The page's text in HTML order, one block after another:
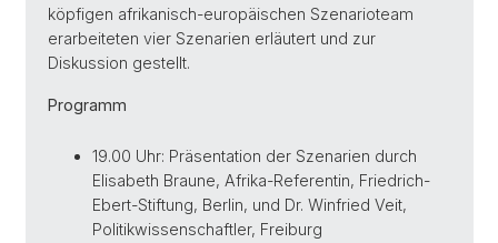
köpfigen afrikanisch-europäischen Szenarioteam
erarbeiteten vier Szenarien erläutert und zur
Diskussion gestellt.
Programm
19.00 Uhr: Präsentation der Szenarien durch
Elisabeth Braune, Afrika-Referentin, Friedrich-
Ebert-Stiftung, Berlin, und Dr. Winfried Veit,
Politikwissenschaftler, Freiburg